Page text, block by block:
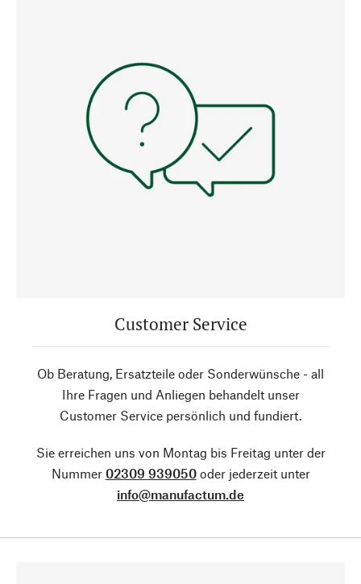
Customer Service
Ob Beratung, Ersatzteile oder Sonderwünsche - all
Ihre Fragen und Anliegen behandelt unser
Customer Service persönlich und fundiert.
Sie erreichen uns von Montag bis Freitag unter der
Nummer 02309 939050oder jederzeit unter
info@manufactum.de